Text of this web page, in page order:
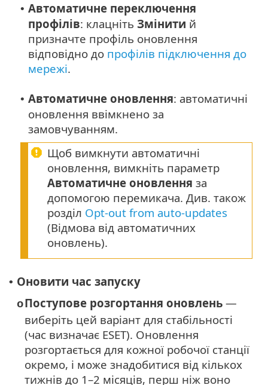
• Автоматичне переключення
профілів: клацніть Змінити й
призначте профіль оновлення
відповідно до профілів підключення до
мережі.
• Автоматичне оновлення: автоматичні
оновлення ввімкнено за
замовчуванням.
Щоб вимкнути автоматичні
оновлення, вимкніть параметр
Автоматичне оновлення за
допомогою перемикача. Див. також
розділ Opt-out from auto-updates
(Відмова від автоматичних
оновлень).
• Оновити час запуску
oПоступове розгортання оновлень —
виберіть цей варіант для стабільності
(час визначає ESET). Оновлення
розгортається для кожної робочої станції
окремо, і може знадобитися від кількох
тижнів до 1–2 місяців, перш ніж воно